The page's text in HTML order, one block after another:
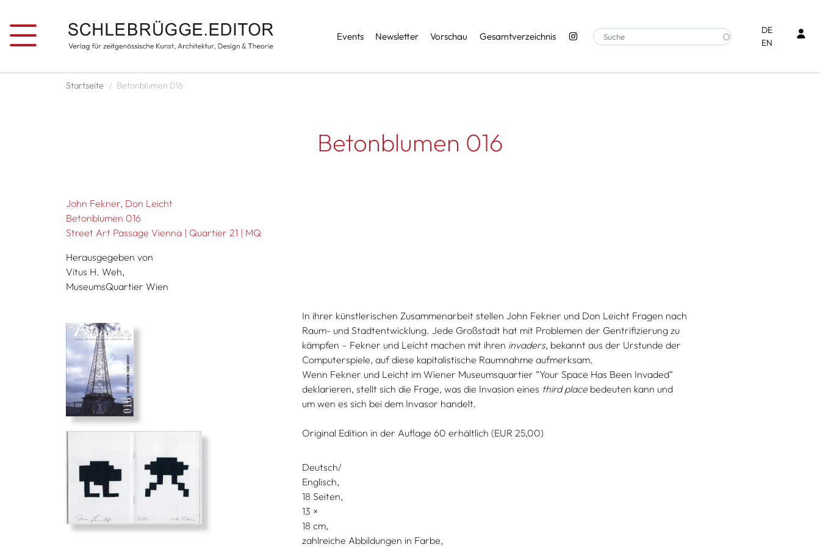
Services
Events Newsletter Vorschau Gesamtverzeichnis
DE
EN
Pfadnavigation
Startseite Betonblumen 016
Betonblumen 016
John Fekner Don Leicht
Betonblumen 016
Street Art Passage Vienna | Quartier 21 | MQ
Herausgegeben von
Vitus H. Weh,
MuseumsQuartier Wien
In ihrer künstlerischen Zusammenarbeit stellen John Fekner und Don Leicht Fragen nach
Raum- und Stadtentwicklung. Jede Großstadt hat mit Problemen der Gentrifizierung zu
kämpfen – Fekner und Leicht machen mit ihren invaders, bekannt aus der Urstunde der
Computerspiele, auf diese kapitalistische Raumnahme aufmerksam.
Wenn Fekner und Leicht im Wiener Museumsquartier “Your Space Has Been Invaded“
deklarieren, stellt sich die Frage, was die Invasion eines third place bedeuten kann und
um wen es sich bei dem Invasor handelt.
Original Edition in der Auflage 60 erhältlich (EUR 25,00)
Deutsch/
Englisch
18 Seiten,
13
18
zahlreiche Abbildungen in Farbe